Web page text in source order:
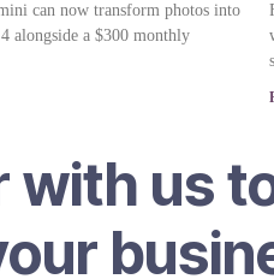
can now transform photos into
alongside a $300 monthly
with us